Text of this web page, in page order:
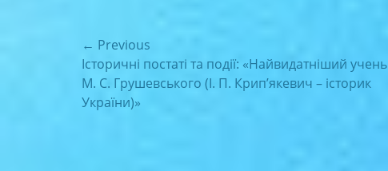
Навігація
записів
← Previous
Previous
post:
Історичні постаті та події: «Найвидатніший учень
М. С. Грушевського (І. П. Крип’якевич – історик
України)»